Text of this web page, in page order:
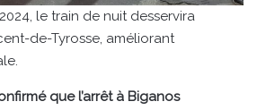
le train de nuit desservira
de-Tyrosse, améliorant
que l’arrêt à Biganos